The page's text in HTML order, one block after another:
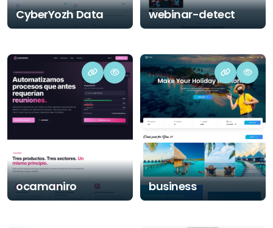
info@moiseefweb.com
+34 610 607 725
+34 671 451 634
CyberYozh Data webinar-detect
ocamaniro business